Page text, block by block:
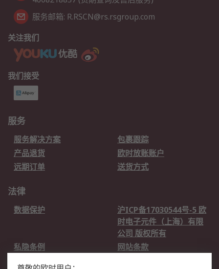
服务邮箱: R.RSCN@rs.rsgroup.com
关注我们
我们接受
服务
服务解决方案
包裹跟踪
产品退货
欧时放账账户
远期订单
送货方式
法律
数据保护
沪ICP备17030544号-5 欧
时电子元件（上海）有限
公司 版权所有
私隐条例
网站条款